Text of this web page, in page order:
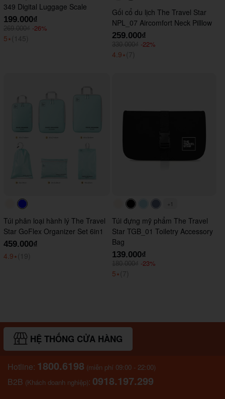
349 Digital Luggage Scale
199.000₫
269.000₫ -26%
5⭑ (145)
#acacac#ffc0cb
Gối cổ du lịch The Travel Star
NPL_07 Aircomfort Neck Pilllow
259.000₫
330.000₫ -22%
4.9⭑ (7)
#faf0e6
Túi phân loại hành lý The Travel
Star GoFlex Organizer Set 6in1
459.000₫
4.9⭑ (19)
#faf0e6#000000#ADD8E6
#647290
+1
Túi đựng mỹ phẩm The Travel
Star TGB_01 Toiletry Accessory
Bag
139.000₫
180.000₫ -23%
5⭑ (7)
HỆ THỐNG CỬA HÀNG
Hotline: 1800.6198 (miễn phí 09:00 - 22:00)
B2B (Khách doanh nghiệp): 0918.197.299